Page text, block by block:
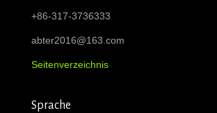
+86-317-3736333
abter2016@163.com
Seitenverzeichnis
Sprache